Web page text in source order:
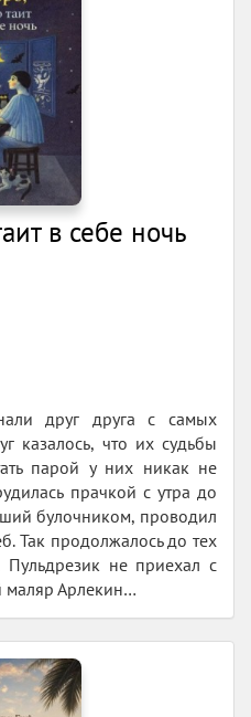
в себе ночь
друг друга с самых
казалось, что их судьбы
парой у них никак не
прачкой с утра до
булочником, проводил
Так продолжалось до тех
не приехал с
маляр Арлекин…